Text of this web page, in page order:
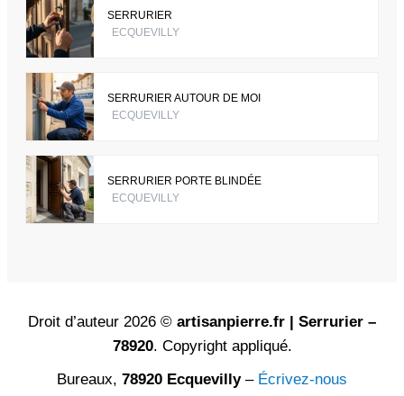
SERRURIER
ECQUEVILLY
SERRURIER AUTOUR DE MOI
ECQUEVILLY
SERRURIER PORTE BLINDÉE
ECQUEVILLY
Droit d’auteur 2026 © artisanpierre.fr | Serrurier –
78920. Copyright appliqué.
Bureaux, 78920 Ecquevilly– Écrivez-nous